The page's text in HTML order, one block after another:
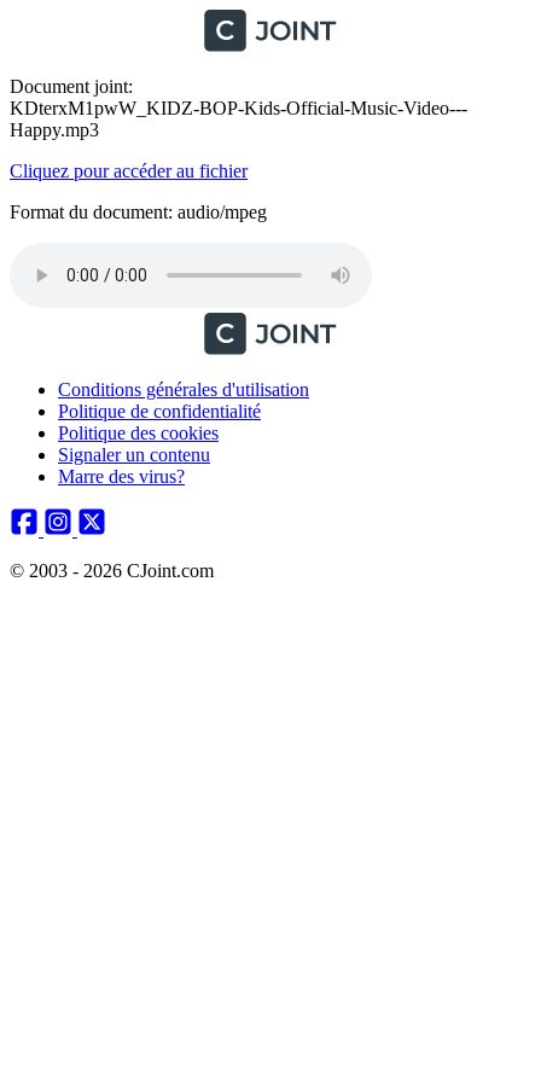
Document joint:
KDterxM1pwW_KIDZ-BOP-Kids-Official-Music-Video---
Happy.mp3
Cliquez pour accéder au fichier
Format du document: audio/mpeg
Conditions générales d'utilisation
Politique de confidentialité
Politique des cookies
Signaler un contenu
Marre des virus?
© 2003 - 2026 CJoint.com